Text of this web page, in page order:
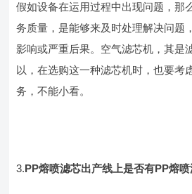
假如设备在运用过程中出现问题，那
务质量，是能够来及时处理解决问题
影响或严重后果。空气滤芯机，其是
以，在选购这一种滤芯机时，也要考
务，不能小看。
3.PP熔喷滤芯出产线 上是否有PP熔喷